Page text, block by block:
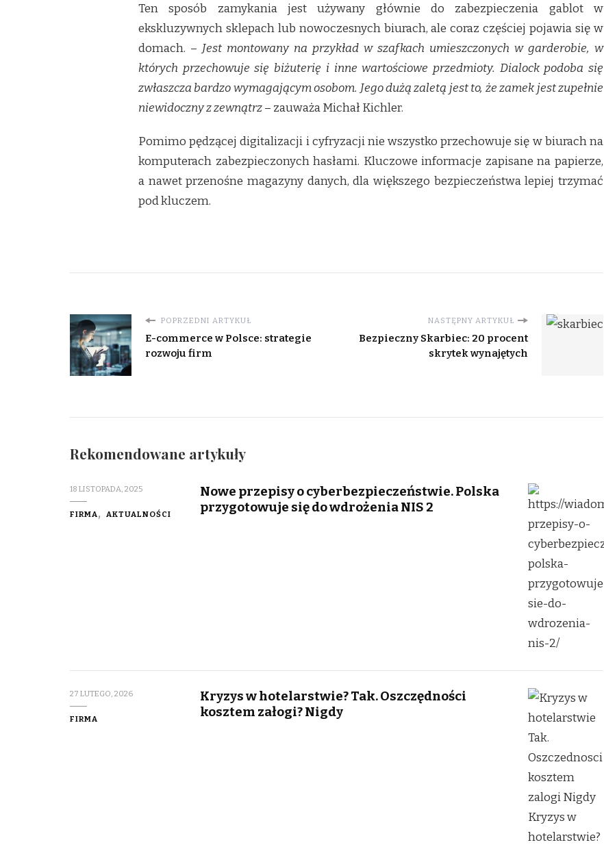
Ten sposób zamykania jest używany głównie do zabezpieczenia gablot w
ekskluzywnych sklepach lub nowoczesnych biurach, ale coraz częściej pojawia się w
domach. – Jest montowany na przykład w szafkach umieszczonych w garderobie, w
których przechowuje się biżuterię i inne wartościowe przedmioty. Dialock podoba się
zwłaszcza bardzo wymagającym osobom. Jego dużą zaletą jest to, że zamek jest zupełnie
niewidoczny z zewnątrz– zauważa Michał Kichler.
Pomimo pędzącej digitalizacji i cyfryzacji nie wszystko przechowuje się w biurach na
komputerach zabezpieczonych hasłami. Kluczowe informacje zapisane na papierze,
a nawet przenośne magazyny danych, dla większego bezpieczeństwa lepiej trzymać
pod kluczem.
POPRZEDNI ARTYKUŁ
E-commerce w Polsce: strategie
rozwoju firm
NASTĘPNY ARTYKUŁ
Bezpieczny Skarbiec: 20 procent
skrytek wynajętych
Rekomendowane artykuły
18 LISTOPADA, 2025
FIRMA AKTUALNOŚCI
Nowe przepisy o cyberbezpieczeństwie. Polska
przygotowuje się do wdrożenia NIS 2
27 LUTEGO, 2026
FIRMA
Kryzys w hotelarstwie? Tak. Oszczędności
kosztem załogi? Nigdy